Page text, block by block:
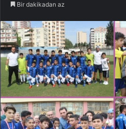
Bir dakikadan az